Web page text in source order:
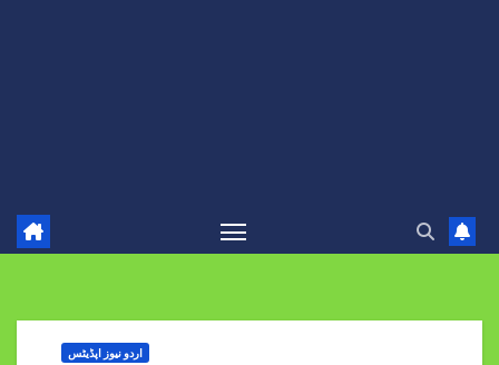
اردو نیوز اپڈیٹس